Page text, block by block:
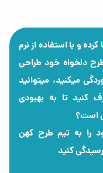
است:
مجموعه طرح کهن
کنید.
افست یا
و با استفاده از نرم
دلخواه خود طراحی
میکنید، میتوانید
کنید تا به بهبودی
است؟
را به تیم طرح کهن
کنید